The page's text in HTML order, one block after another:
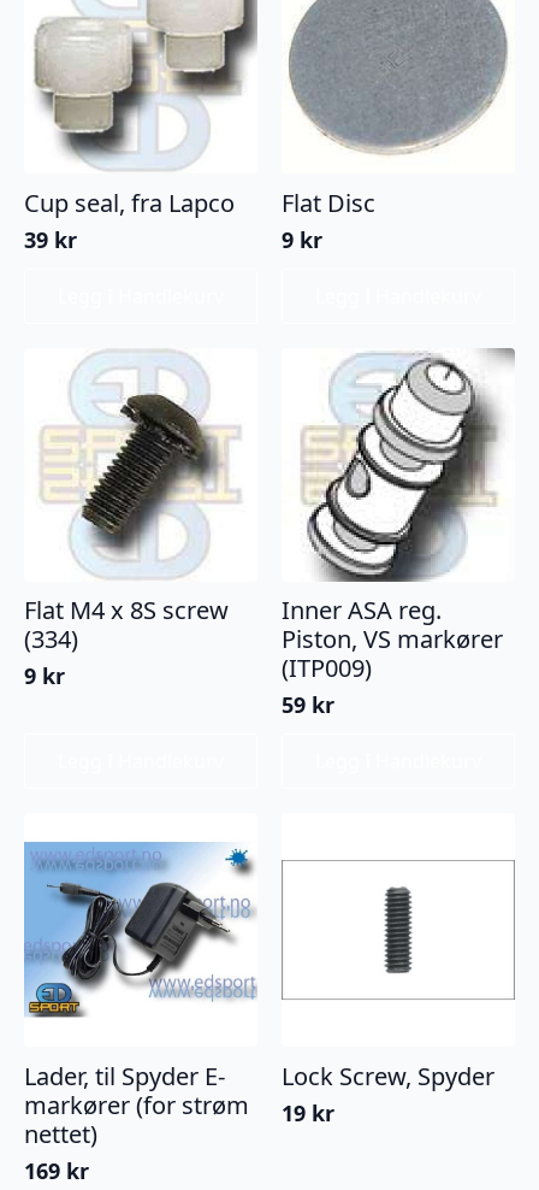
Cup seal, fra Lapco
39 kr
Flat Disc
9 kr
Flat M4 x 8S screw
(334)
9 kr
Inner ASA reg.
Piston, VS markører
(ITP009)
59 kr
Lader, til Spyder E-
markører (for strøm
nettet)
169 kr
Lock Screw, Spyder
19 kr